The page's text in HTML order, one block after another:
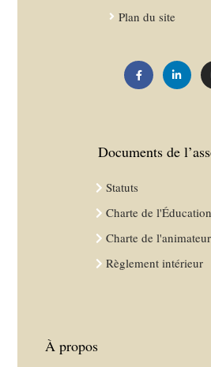
Plan du site
Documents de
Statuts
Charte de
Charte de
Règlement intérieur
À propos